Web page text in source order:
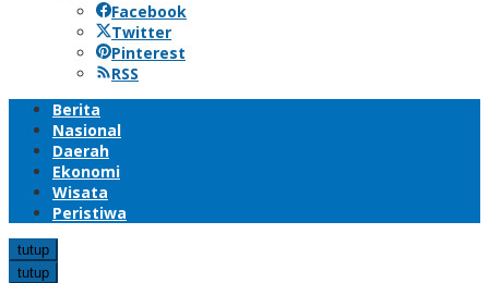
Facebook
Twitter
Pinterest
RSS
Berita
Nasional
Daerah
Ekonomi
Wisata
Peristiwa
tutup
tutup